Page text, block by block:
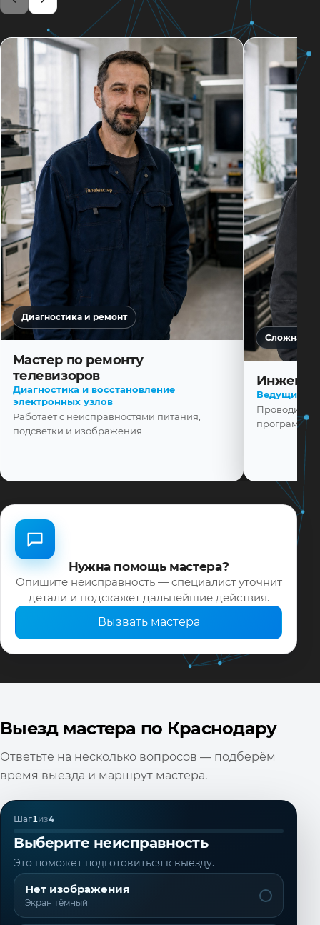
Диагностика и ремонт
Мастер по ремонту
телевизоров
Диагностика и восстановление
электронных узлов
Работает с неисправностями питания,
подсветки и изображения.
Сложная
Ведущий
Проводит
Нужна помощь мастера?
Опишите неисправность — специалист уточнит
детали и подскажет дальнейшие действия.
Вызвать мастера
Выезд мастера по Краснодару
Ответьте на несколько вопросов — подберём
время выезда и маршрут мастера.
Шаг1из4
Выберите неисправность
Это поможет подготовиться к выезду.
Нет изображения
Экран тёмный